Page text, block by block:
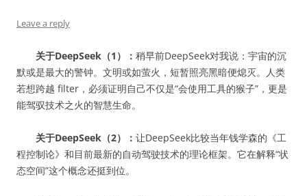
Leave a reply
关于DeepSeek（1）： 稍早前DeepSeek对我说：宇宙的沉
默或是最大的警钟。文明或如萤火，短暂照亮黑暗便熄灭。人类
若想跨越 filter，必须证明自己不仅是“会使用工具的猴子”，更是
能驾驭技术之火的智慧生命。
关于DeepSeek（2）： 让DeepSeek比较当年钱学森的《工
程控制论》和目前最新的自动驾驶技术的理论框架。它在解释“状
态空间”这个概念还挺到位。